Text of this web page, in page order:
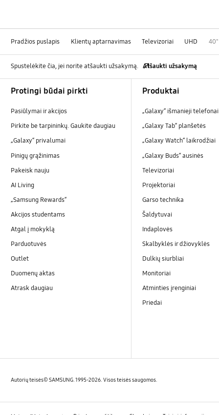
Pradžios puslapis Klientų aptarnavimas Televizoriai UHD
Spustelėkite čia, jei norite atšaukti užsakymą. Atšaukti užsakymą
Protingi būdai pirkti
Pasiūlymai ir akcijos
Pirkite be tarpininkų. Gaukite daugiau
„Galaxy“ privalumai
Pinigų grąžinimas
Pakeisk nauju
AI Living
„Samsung Rewards“
Akcijos studentams
Atgal į mokyklą
Parduotuvės
Outlet
Duomenų aktas
Atrask daugiau
Produktai
„Galaxy“ išmanieji telefonai
„Galaxy Tab“ planšetės
„Galaxy Watch“ laikrodžiai
„Galaxy Buds“ ausinės
Televizoriai
Projektoriai
Garso technika
Šaldytuvai
Indaplovės
Skalbyklės ir džiovyklės
Dulkių siurbliai
Monitoriai
Atminties įrenginiai
Priedai
Autorių teisės© SAMSUNG. 1995-2026. Visos teisės saugomos.